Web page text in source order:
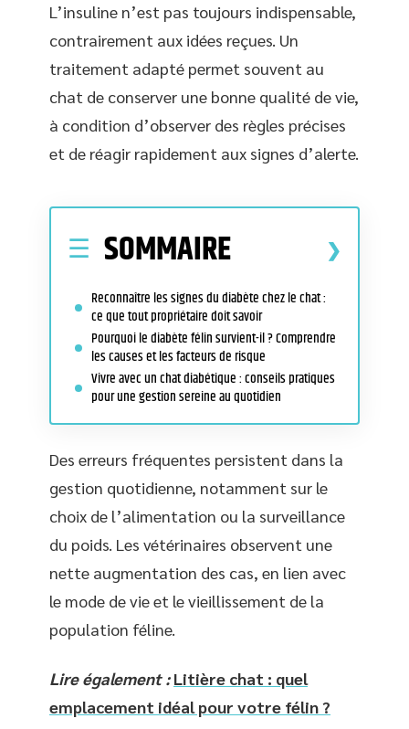
L’insuline n’est pas toujours indispensable,
contrairement aux idées reçues. Un
traitement adapté permet souvent au
chat de conserver une bonne qualité de vie,
à condition d’observer des règles précises
et de réagir rapidement aux signes d’alerte.
SOMMAIRE
Reconnaître les signes du diabète chez le chat :
ce que tout propriétaire doit savoir
Pourquoi le diabète félin survient-il ? Comprendre
les causes et les facteurs de risque
Vivre avec un chat diabétique : conseils pratiques
pour une gestion sereine au quotidien
Des erreurs fréquentes persistent dans la
gestion quotidienne, notamment sur le
choix de l’alimentation ou la surveillance
du poids. Les vétérinaires observent une
nette augmentation des cas, en lien avec
le mode de vie et le vieillissement de la
population féline.
Lire également : Litière chat : quel
emplacement idéal pour votre félin ?